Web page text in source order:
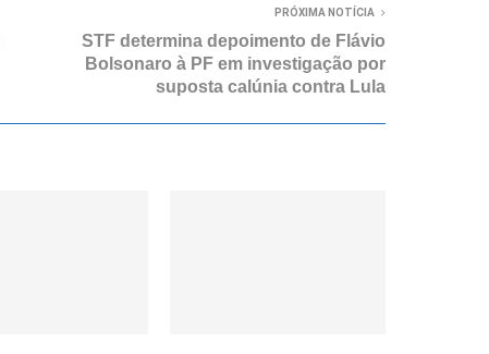
PRÓXIMA NOTÍCIA
STF determina depoimento de Flávio
Bolsonaro à PF em investigação por
suposta calúnia contra Lula